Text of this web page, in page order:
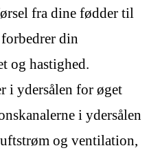
fra dine fødder til
din
og hastighed.
i ydersålen for øget
i ydersålen
og ventilation,